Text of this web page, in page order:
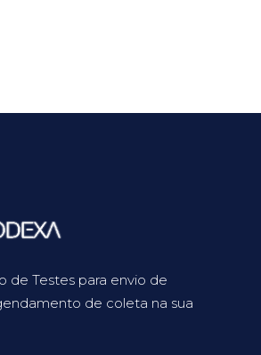
de Testes para envio de
de coleta na sua